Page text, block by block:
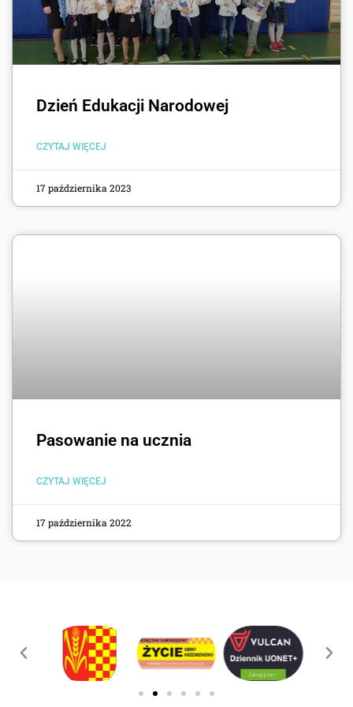
Dzień Edukacji Narodowej
CZYTAJ WIĘCEJ
17 października 2023
Pasowanie na ucznia
CZYTAJ WIĘCEJ
17 października 2022